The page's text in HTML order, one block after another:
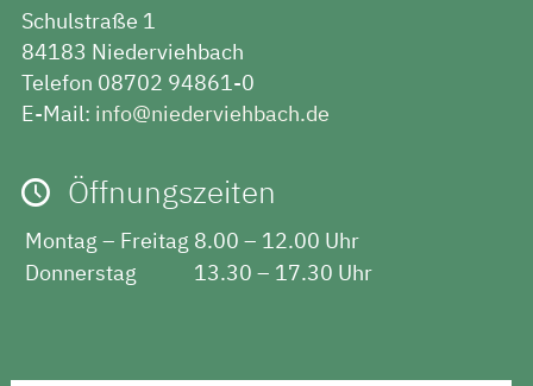
Schulstraße 1
84183 Niederviehbach
Telefon 08702 94861-0
E-Mail: info@niederviehbach.de
Öffnungszeiten
Montag – Freitag 8.00 – 12.00 Uhr
Donnerstag
13.30 – 17.30 Uhr